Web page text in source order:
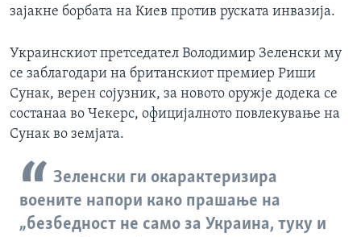
зајакне борбата на Киев против руската инвазија.
Украинскиот претседател Володимир Зеленски му
се заблагодари на британскиот премиер Риши
Сунак, верен сојузник, за новото оружје додека се
состанаа во Чекерс, официјалното повлекување на
Сунак во земјата.
Зеленски ги окарактеризира
воените напори како прашање на
„безбедност не само за Украина, туку и